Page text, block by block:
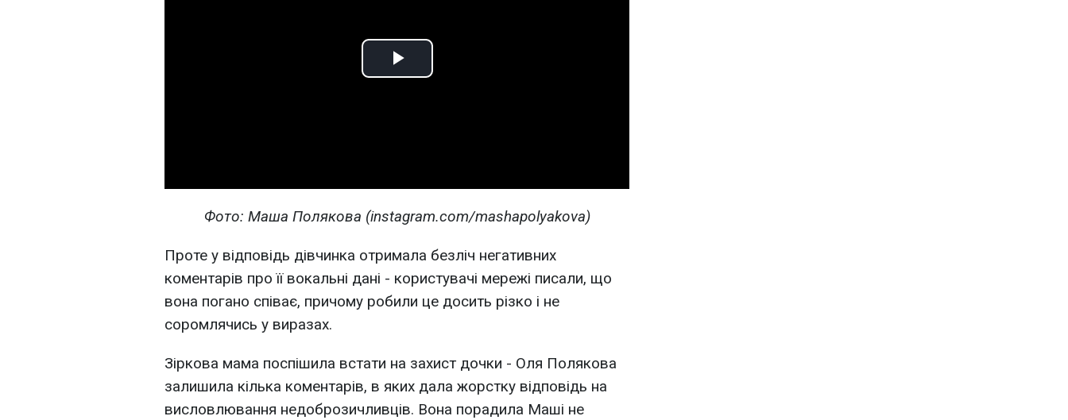
Play
Фото: Маша Полякова (instagram.com/mashapolyakova)
Проте у відповідь дівчинка отримала безліч негативних
коментарів про її вокальні дані - користувачі мережі писали, що
вона погано співає, причому робили це досить різко і не
соромлячись у виразах.
Зіркова мама поспішила встати на захист дочки - Оля Полякова
залишила кілька коментарів, в яких дала жорстку відповідь на
висловлювання недоброзичливців. Вона порадила Маші не